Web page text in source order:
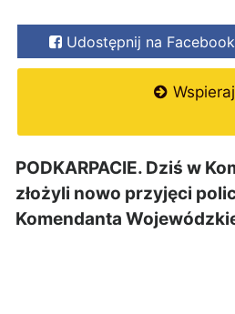
Udostępnij na
PODKARPACIE. Dziś w
złożyli nowo przyjęci
Komendanta